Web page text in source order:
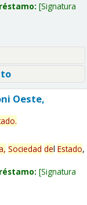
Signatura
Oeste,
.
Sociedad del Estado,
Signatura